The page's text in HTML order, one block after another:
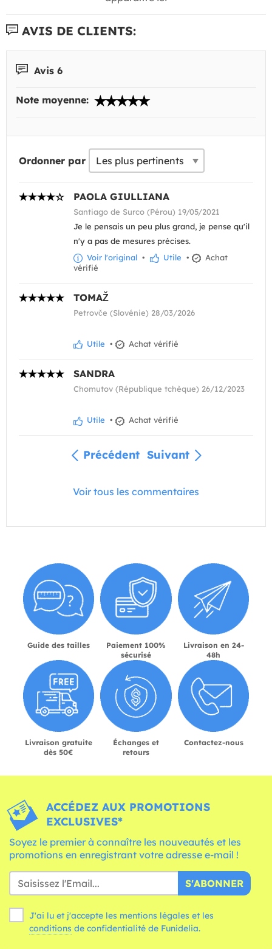
AVIS DE CLIENTS:
Avis 6
Note moyenne:
Ordonner par
PAOLA GIULLIANA
Santiago de Surco (Pérou) 19/05/2021
Je le pensais un peu plus grand, je pense qu'il
n'y a pas de mesures précises.
Voir l'original • Utile •
Achat
vérifié
TOMAŽ
Petrovče (Slovénie) 28/03/2026
Utile • Achat vérifié
SANDRA
Chomutov (République tchèque) 26/12/2023
Utile • Achat vérifié
Précédent Suivant
Voir tous les commentaires
Guide des tailles
Paiement 100%
sécurisé
Livraison en 24-
48h
Livraison gratuite
dès 50€
Échanges et
retours
Contactez-nous
ACCÉDEZ AUX PROMOTIONS
EXCLUSIVES*
Soyez le premier à connaître les nouveautés et les
promotions en enregistrant votre adresse e-mail !
S'ABONNER
J'ai lu et j'accepte les mentions légales et les
conditions de confidentialité de Funidelia.